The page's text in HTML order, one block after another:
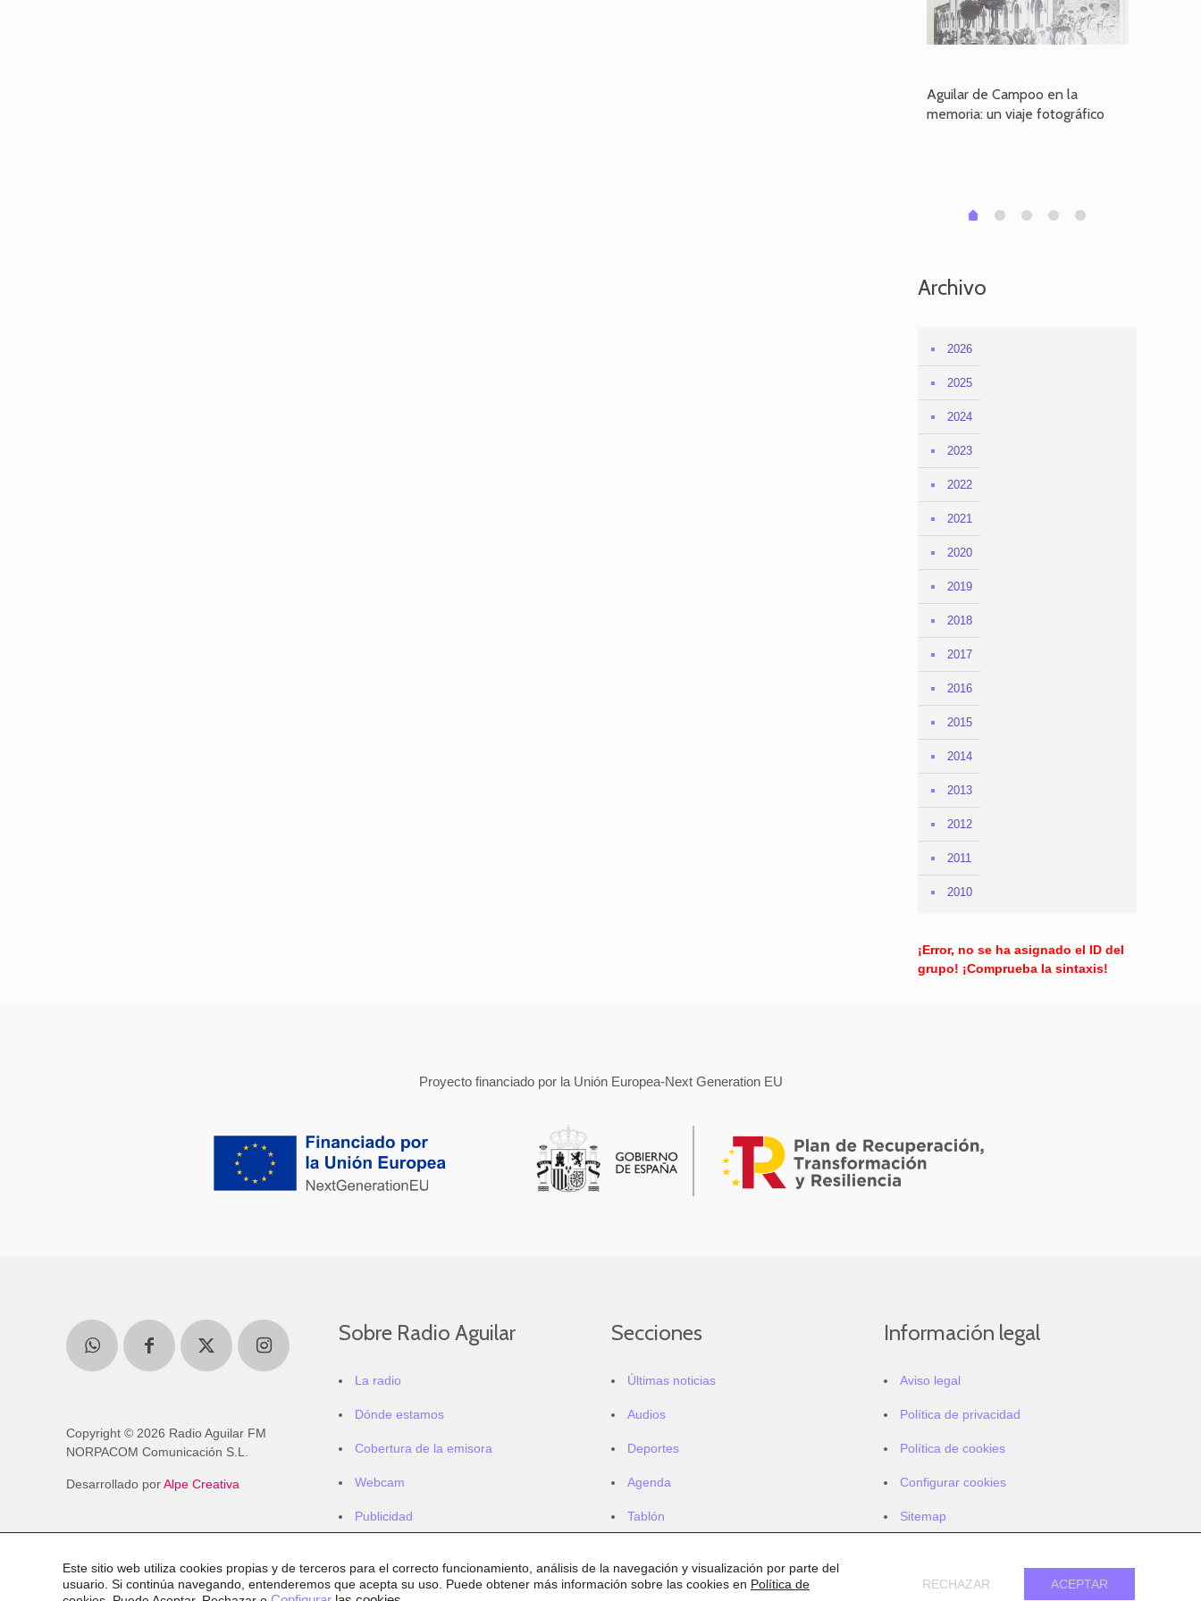
Aguilar de Campoo en la
memoria: un viaje fotográfico
0 1 2 3 4
Archivo
2026
2025
2024
2023
2022
2021
2020
2019
2018
2017
2016
2015
2014
2013
2012
2011
2010
¡Error, no se ha asignado el ID del
grupo! ¡Comprueba la sintaxis!
Proyecto financiado por la Unión Europea-Next Generation EU
Copyright © 2026 Radio Aguilar FM
NORPACOM Comunicación S.L.
Desarrollado porAlpe Creativa
Sobre Radio Aguilar
La radio
Dónde estamos
Cobertura de la emisora
Webcam
Publicidad
Secciones
Últimas noticias
Audios
Deportes
Agenda
Tablón
Información legal
Aviso legal
Política de privacidad
Política de cookies
Configurar cookies
Sitemap
Este sitio web utiliza cookies propias y de terceros para el correcto funcionamiento, análisis de la navegación y visualización por parte del
usuario. Si continúa navegando, entenderemos que acepta su uso. Puede obtener más información sobre las cookies en Política de
ACEPTAR
RECHAZAR